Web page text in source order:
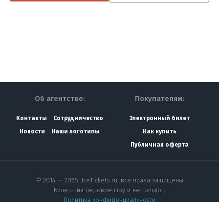
Об агентстве:
Контакты
Сотрудничество
Новости
Наши логотипы
Покупателям:
Электронный билет
Как купить
Публичная оферта
© 2014 — 2026, IceTickets.ru, все права защищены
Билеты на ледовое шоу и не только…
Политика конфиденциальности